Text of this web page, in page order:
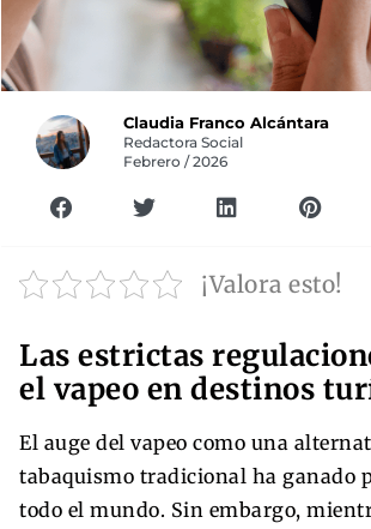
Claudia Franco Alcántara
Redactora Social
Febrero / 2026
¡Valora esto!
Las estrictas
el vapeo en destinos
El auge del vapeo como una
tabaquismo tradicional ha ganado
todo el mundo. Sin embargo,